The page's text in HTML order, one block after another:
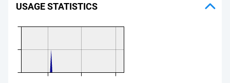
USAGE STATISTICS